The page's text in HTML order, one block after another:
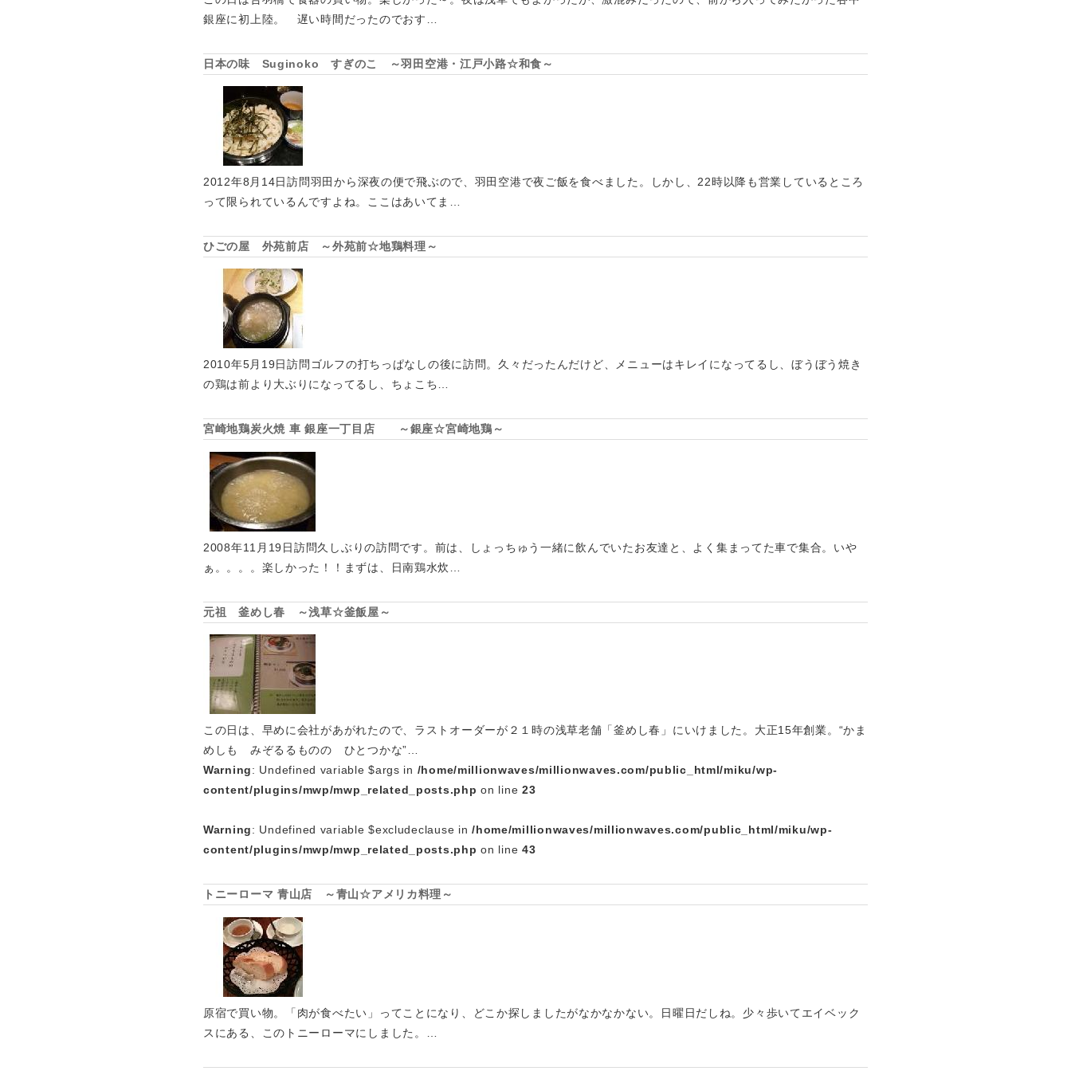
銀座に初上陸。 遅い時間だったのでおす…
日本の味 Suginoko すぎのこ ～羽田空港・江戸小路☆和食～
2012年8月14日訪問羽田から深夜の便で飛ぶので、羽田空港で夜ご飯を食べました。しかし、22時以降も営業しているところ
って限られているんですよね。ここはあいてま…
ひごの屋 外苑前店 ～外苑前☆地鶏料理～
2010年5月19日訪問ゴルフの打ちっぱなしの後に訪問。久々だったんだけど、メニューはキレイになってるし、ぼうぼう焼き
の鶏は前より大ぶりになってるし、ちょこち…
宮崎地鶏炭火焼 車 銀座一丁目店 ～銀座☆宮崎地鶏～
2008年11月19日訪問久しぶりの訪問です。前は、しょっちゅう一緒に飲んでいたお友達と、よく集まってた車で集合。いや
ぁ。。。。楽しかった！！まずは、日南鶏水炊…
元祖 釜めし春 ～浅草☆釜飯屋～
この日は、早めに会社があがれたので、ラストオーダーが２１時の浅草老舗「釜めし春」にいけました。大正15年創業。“かま
めしも みぞるるものの ひとつかな”…
Warning: Undefined variable $args in /home/millionwaves/millionwaves.com/public_html/miku/wp-
content/plugins/mwp/mwp_related_posts.php on line23
Warning: Undefined variable $excludeclause in/home/millionwaves/millionwaves.com/public_html/miku/wp-
content/plugins/mwp/mwp_related_posts.php on line43
トニーローマ 青山店 ～青山☆アメリカ料理～
原宿で買い物。「肉が食べたい」ってことになり、どこか探しましたがなかなかない。日曜日だしね。少々歩いてエイベック
スにある、このトニーローマにしました。…